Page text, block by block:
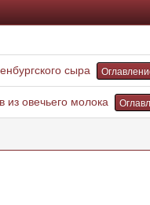
сыра
из овечьего молока